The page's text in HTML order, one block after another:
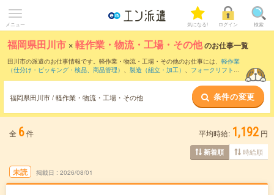
メニュー 気になる! ログイン 検索
福岡県田川市 ×軽作業・物流・工場・その他のお仕事一覧
田川市の派遣のお仕事情報です。軽作業・物流・工場・その他のお仕事には、 軽作業
（仕分け・ピッキング・検品、商品管理） 、 製造（組立・加工） 、 フォークリフト な
福岡県田川市 / 軽作業・物流・工場・その他 条件の変更
全 6件 平均時給: 1,192 円
新着順 時給順
未読 掲載日 2026/08/01